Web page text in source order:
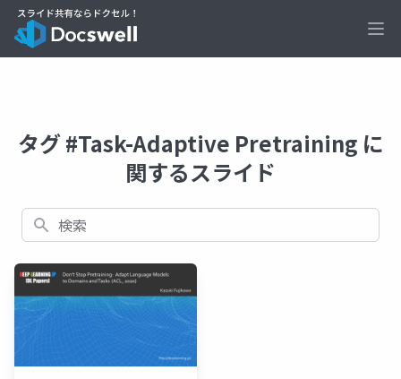
タグ #Task-Adaptive Pretraining に
関するスライド
検索